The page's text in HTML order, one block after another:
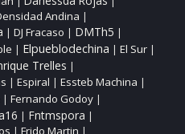
Andina |
| DJ Fracaso | DMTh5 |
| Elpueblodechina | El Sur|
Trelles |
| Espiral | Essteb Machina |
| Fernando Godoy|
| Fntmspora |
| Frido Martin |